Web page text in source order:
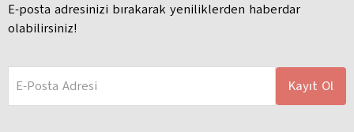
E-posta adresinizi bırakarak yeniliklerden haberdar
olabilirsiniz!
E-Posta Adresi Kayıt Ol